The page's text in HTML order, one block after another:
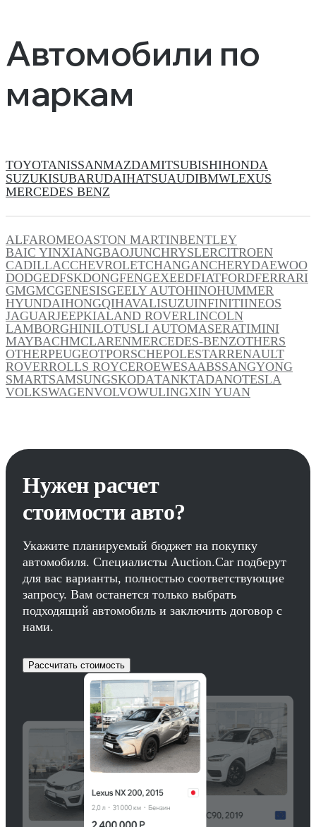
Автомобили по
маркам
TOYOTANISSANMAZDAMITSUBISHIHONDA
SUZUKISUBARUDAIHATSUAUDIBMWLEXUS
MERCEDES BENZ
ALFAROMEOASTON MARTINBENTLEY
BAIC YINXIANGBAOJUNCHRYSLERCITROEN
CADILLACCHEVROLETCHANGANCHERYDAEWOO
DODGEDFSKDONGFENGEXEEDFIATFORDFERRARI
GMGMCGENESISGEELY AUTOHINOHUMMER
HYUNDAIHONGQIHAVALISUZUINFINITIINEOS
JAGUARJEEPKIALAND ROVERLINCOLN
LAMBORGHINILOTUSLI AUTOMASERATIMINI
MAYBACHMCLARENMERCEDES-BENZOTHERS
OTHERPEUGEOTPORSCHEPOLESTARRENAULT
ROVERROLLS ROYCEROEWESAABSSANGYONG
SMARTSAMSUNGSKODATANKTADANOTESLA
VOLKSWAGENVOLVOWULINGXIN YUAN
Нужен расчет
стоимости авто?
Укажите планируемый бюджет на покупку
автомобиля. Специалисты Auction.Car подберут
для вас варианты, полностью соответствующие
запросу. Вам останется только выбрать
подходящий автомобиль и заключить договор с
нами.
Рассчитать стоимость